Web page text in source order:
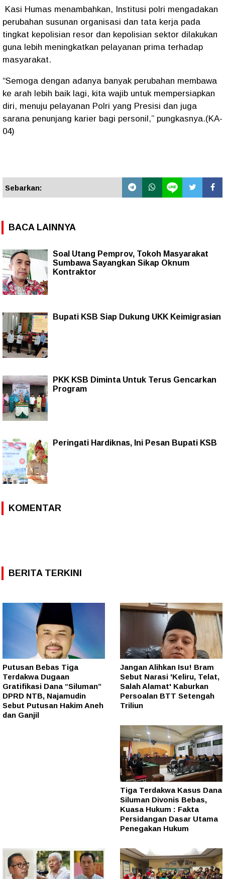
Kasi Humas menambahkan, Institusi polri mengadakan
perubahan susunan organisasi dan tata kerja pada
tingkat kepolisian resor dan kepolisian sektor dilakukan
guna lebih meningkatkan pelayanan prima terhadap
masyarakat.
“Semoga dengan adanya banyak perubahan membawa
ke arah lebih baik lagi, kita wajib untuk mempersiapkan
diri, menuju pelayanan Polri yang Presisi dan juga
sarana penunjang karier bagi personil,” pungkasnya.(KA-
04)
Sebarkan:
BACA LAINNYA
Soal Utang Pemprov, Tokoh Masyarakat
Sumbawa Sayangkan Sikap Oknum
Kontraktor
Bupati KSB Siap Dukung UKK Keimigrasian
PKK KSB Diminta Untuk Terus Gencarkan
Program
Peringati Hardiknas, Ini Pesan Bupati KSB
KOMENTAR
BERITA TERKINI
Putusan Bebas Tiga
Terdakwa Dugaan
Gratifikasi Dana “Siluman”
DPRD NTB, Najamudin
Sebut Putusan Hakim Aneh
dan Ganjil
Jangan Alihkan Isu! Bram
Sebut Narasi 'Keliru, Telat,
Salah Alamat' Kaburkan
Persoalan BTT Setengah
Triliun
Tiga Terdakwa Kasus Dana
Siluman Divonis Bebas,
Kuasa Hukum : Fakta
Persidangan Dasar Utama
Penegakan Hukum